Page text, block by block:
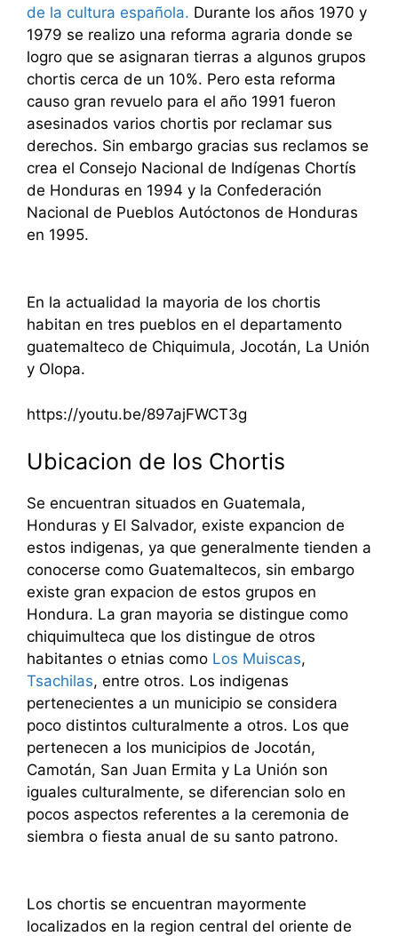
de la cultura española. Durante los años 1970 y
1979 se realizo una reforma agraria donde se
logro que se asignaran tierras a algunos grupos
chortis cerca de un 10%. Pero esta reforma
causo gran revuelo para el año 1991 fueron
asesinados varios chortis por reclamar sus
derechos. Sin embargo gracias sus reclamos se
crea el Consejo Nacional de Indígenas Chortís
de Honduras en 1994 y la Confederación
Nacional de Pueblos Autóctonos de Honduras
en 1995.
En la actualidad la mayoria de los chortis
habitan en tres pueblos en el departamento
guatemalteco de Chiquimula, Jocotán, La Unión
y Olopa.
https://youtu.be/897ajFWCT3g
Ubicacion de los Chortis
Se encuentran situados en Guatemala,
Honduras y El Salvador, existe expancion de
estos indigenas, ya que generalmente tienden a
conocerse como Guatemaltecos, sin embargo
existe gran expacion de estos grupos en
Hondura. La gran mayoria se distingue como
chiquimulteca que los distingue de otros
habitantes o etnias como Los Muiscas,
Tsachilas, entre otros. Los indigenas
pertenecientes a un municipio se considera
poco distintos culturalmente a otros. Los que
pertenecen a los municipios de Jocotán,
Camotán, San Juan Ermita y La Unión son
iguales culturalmente, se diferencian solo en
pocos aspectos referentes a la ceremonia de
siembra o fiesta anual de su santo patrono.
Los chortis se encuentran mayormente
localizados en la region central del oriente de